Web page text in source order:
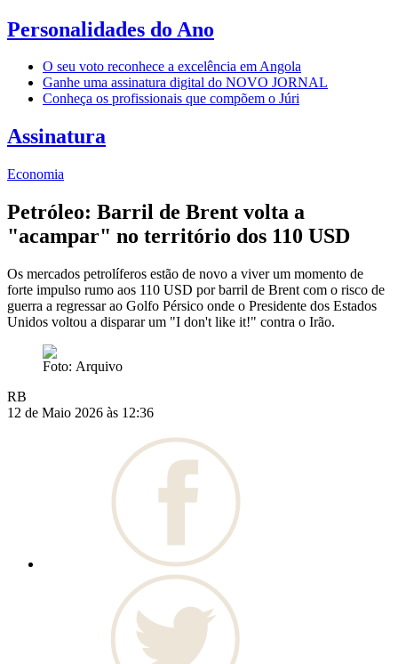
Personalidades do Ano
O seu voto reconhece a excelência em Angola
Ganhe uma assinatura digital do NOVO JORNAL
Conheça os profissionais que compõem o Júri
Assinatura
Economia
Petróleo: Barril de Brent volta a
"acampar" no território dos 110 USD
Os mercados petrolíferos estão de novo a viver um momento de
forte impulso rumo aos 110 USD por barril de Brent com o risco de
guerra a regressar ao Golfo Pérsico onde o Presidente dos Estados
Unidos voltou a disparar um "I don't like it!" contra o Irão.
Foto: Arquivo
RB
12 de Maio 2026 às 12:36